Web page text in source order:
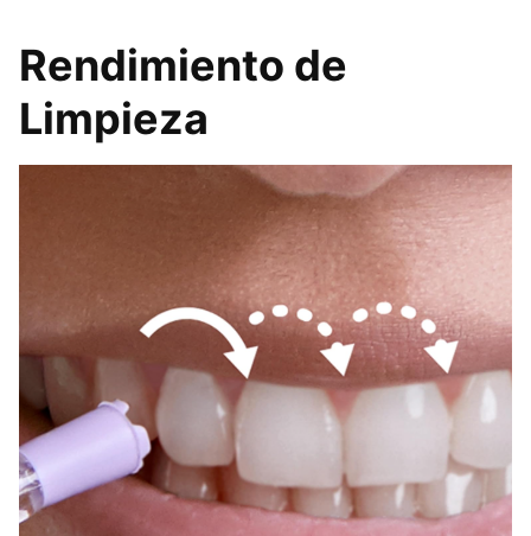
Rendimiento de
Limpieza